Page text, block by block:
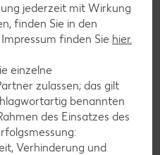
jederzeit mit Wirkung
finden Sie in den
Impressum finden Sie hier.
einzelne
zulassen; das gilt
benannten
des Einsatzes des
Verhinderung und